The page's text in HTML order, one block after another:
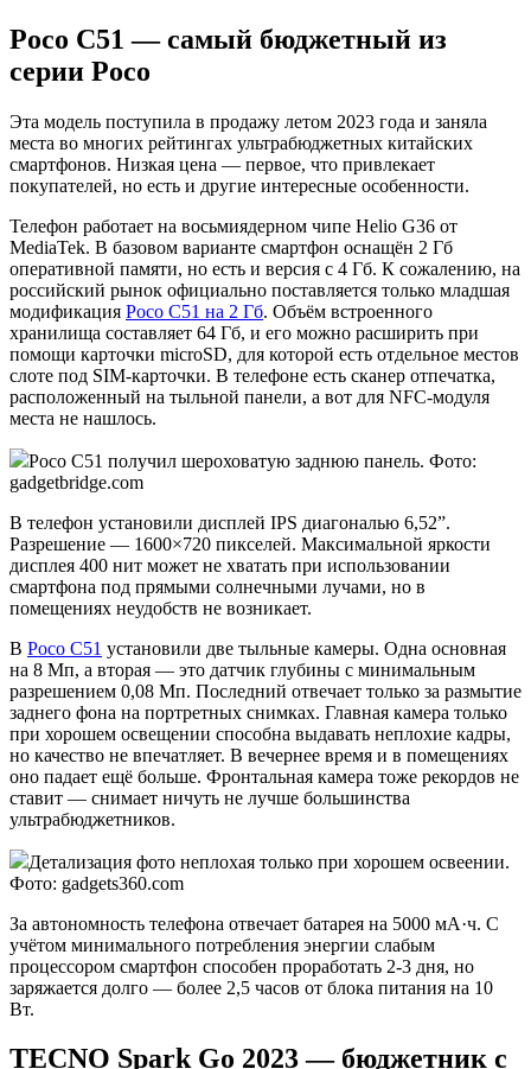
Poco C51 — самый бюджетный из
серии Poco
Эта модель поступила в продажу летом 2023 года и заняла
места во многих рейтингах ультрабюджетных китайских
смартфонов. Низкая цена — первое, что привлекает
покупателей, но есть и другие интересные особенности.
Телефон работает на восьмиядерном чипе Helio G36 от
MediaTek. В базовом варианте смартфон оснащён 2 Гб
оперативной памяти, но есть и версия с 4 Гб. К сожалению, на
российский рынок официально поставляется только младшая
модификация Poco C51 на 2 Гб. Объём встроенного
хранилища составляет 64 Гб, и его можно расширить при
помощи карточки microSD, для которой есть отдельное местов
слоте под SIM-карточки. В телефоне есть сканер отпечатка,
расположенный на тыльной панели, а вот для NFC-модуля
места не нашлось.
Poco C51 получил шероховатую заднюю панель. Фото:
gadgetbridge.com
В телефон установили дисплей IPS диагональю 6,52”.
Разрешение — 1600×720 пикселей. Максимальной яркости
дисплея 400 нит может не хватать при использовании
смартфона под прямыми солнечными лучами, но в
помещениях неудобств не возникает.
В Poco C51 установили две тыльные камеры. Одна основная
на 8 Мп, а вторая — это датчик глубины с минимальным
разрешением 0,08 Мп. Последний отвечает только за размытие
заднего фона на портретных снимках. Главная камера только
при хорошем освещении способна выдавать неплохие кадры,
но качество не впечатляет. В вечернее время и в помещениях
оно падает ещё больше. Фронтальная камера тоже рекордов не
ставит — снимает ничуть не лучше большинства
ультрабюджетников.
Детализация фото неплохая только при хорошем освеении.
Фото: gadgets360.com
За автономность телефона отвечает батарея на 5000 мА·ч. С
учётом минимального потребления энергии слабым
процессором смартфон способен проработать 2-3 дня, но
заряжается долго — более 2,5 часов от блока питания на 10
Вт.
TECNO Spark Go 2023 — бюджетник с